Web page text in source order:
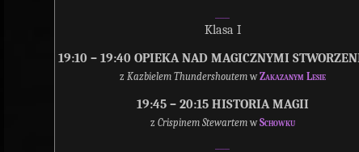
Klasa I
19:10 – 19:40 OPIEKA NAD MAGICZNYMI
z Kazbielem Thundershoutemw Zakazanym Lesie
19:45 – 20:15 HISTORIA MAGII
z Crispinem Stewartemw Schowku